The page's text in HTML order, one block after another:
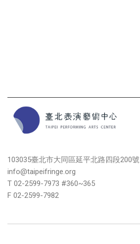
103035臺北市大同區延平北路四段200號
info@taipeifringe.org
T 02-2599-7973 #360~365
F 02-2599-7982